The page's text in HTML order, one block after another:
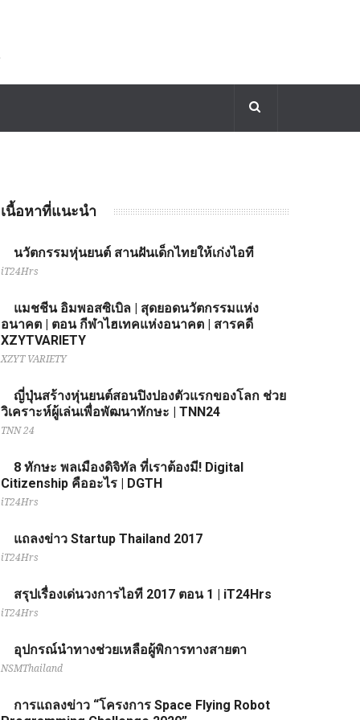
เนื้อหาที่แนะนำ
นวัตกรรมหุ่นยนต์ สานฝันเด็กไทยให้เก่งไอที
iT24Hrs
แมชชีน อิมพอสซิเบิล | สุดยอดนวัตกรรมแห่ง
อนาคต | ตอน กีฬาไฮเทคแห่งอนาคต | สารคดี
XZYTVARIETY
XZYT VARIETY
ญี่ปุ่นสร้างหุ่นยนต์สอนปิงปองตัวแรกของโลก ช่วย
วิเคราะห์ผู้เล่นเพื่อพัฒนาทักษะ | TNN24
TNN 24
8 ทักษะ พลเมืองดิจิทัล ที่เราต้องมี! Digital
Citizenship คืออะไร | DGTH
iT24Hrs
แถลงข่าว Startup Thailand 2017
iT24Hrs
สรุปเรื่องเด่นวงการไอที 2017 ตอน 1 | iT24Hrs
iT24Hrs
อุปกรณ์นำทางช่วยเหลือผู้พิการทางสายตา
NSMThailand
การแถลงข่าว “โครงการ Space Flying Robot